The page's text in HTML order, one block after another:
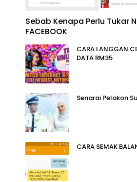
Sebab Kenapa Perlu Tukar
FACEBOOK
CARA LANGGAN
DATA RM35
Senarai Pelakon
CARA SEMAK